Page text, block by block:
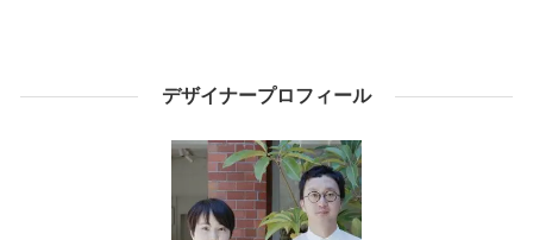
デザイナープロフィール